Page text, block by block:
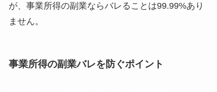
が、事業所得の副業ならバレることは99.99%あり
ません。
事業所得の副業バレを防ぐポイント